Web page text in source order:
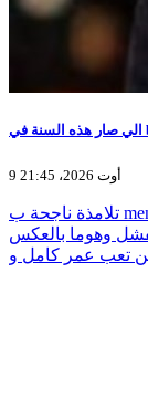
9 أوت 2026، 21:45
تلامذة ناجحة ب mention très bien و مخلتطتش على حتى شيء .
وهوما بالعكس